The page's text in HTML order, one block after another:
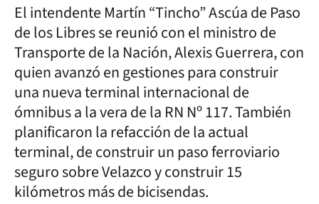
El intendente Martín “Tincho” Ascúa de Paso
de los Libres se reunió con el ministro de
Transporte de la Nación, Alexis Guerrera, con
quien avanzó en gestiones para construir
una nueva terminal internacional de
ómnibus a la vera de la RN Nº 117. También
planificaron la refacción de la actual
terminal, de construir un paso ferroviario
seguro sobre Velazco y construir 15
kilómetros más de bicisendas.